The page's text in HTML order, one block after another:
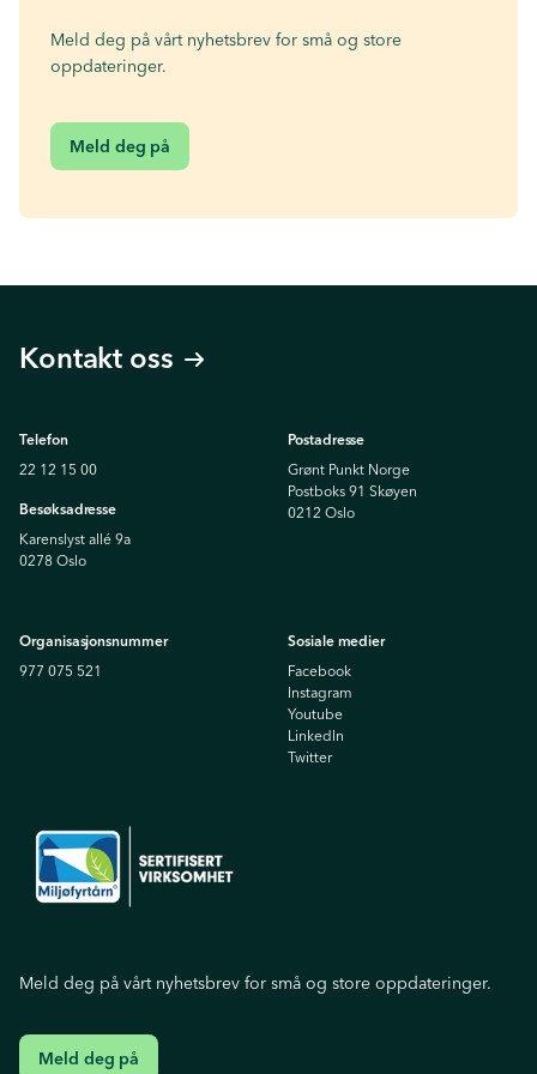
Meld deg på vårt nyhetsbrev for små og store
oppdateringer.
Meld deg på
Kontakt oss
Telefon
22 12 15 00
Besøksadresse
Karenslyst allé 9a
0278 Oslo
Postadresse
Grønt Punkt Norge
Postboks 91 Skøyen
0212 Oslo
Organisasjonsnummer
977 075 521
Sosiale medier
Facebook
Instagram
Youtube
Linkedln
Twitter
Meld deg på vårt nyhetsbrev for små og store oppdateringer.
Meld deg på